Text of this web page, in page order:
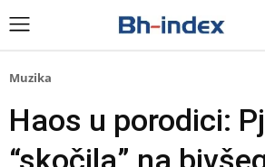
Muzika
Haos u porodici:
“skočila” na